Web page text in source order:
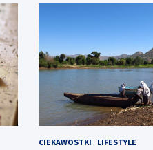
CIEKAWOSTKI LIFESTYLE